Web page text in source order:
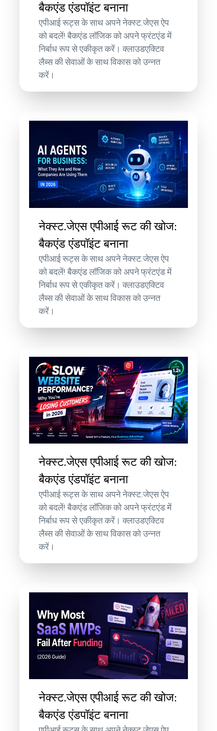
बैकएंड एंडपॉइंट बनाना
एपीआई रूट्स के साथ अपने नेक्स्ट.जेएस ऐप
को बदलें! बैकएंड लॉजिक को अपने फ्रंटएंड में
निर्बाध रूप से एकीकृत करें। क्लाउडएक्टिव
लैब्स की सेवाओं के साथ विकास को उन्नत
करें।
नेक्स्ट.जेएस एपीआई रूट की खोज:
बैकएंड एंडपॉइंट बनाना
एपीआई रूट्स के साथ अपने नेक्स्ट.जेएस ऐप
को बदलें! बैकएंड लॉजिक को अपने फ्रंटएंड में
निर्बाध रूप से एकीकृत करें। क्लाउडएक्टिव
लैब्स की सेवाओं के साथ विकास को उन्नत
करें।
नेक्स्ट.जेएस एपीआई रूट की खोज:
बैकएंड एंडपॉइंट बनाना
एपीआई रूट्स के साथ अपने नेक्स्ट.जेएस ऐप
को बदलें! बैकएंड लॉजिक को अपने फ्रंटएंड में
निर्बाध रूप से एकीकृत करें। क्लाउडएक्टिव
लैब्स की सेवाओं के साथ विकास को उन्नत
करें।
नेक्स्ट.जेएस एपीआई रूट की खोज:
बैकएंड एंडपॉइंट बनाना